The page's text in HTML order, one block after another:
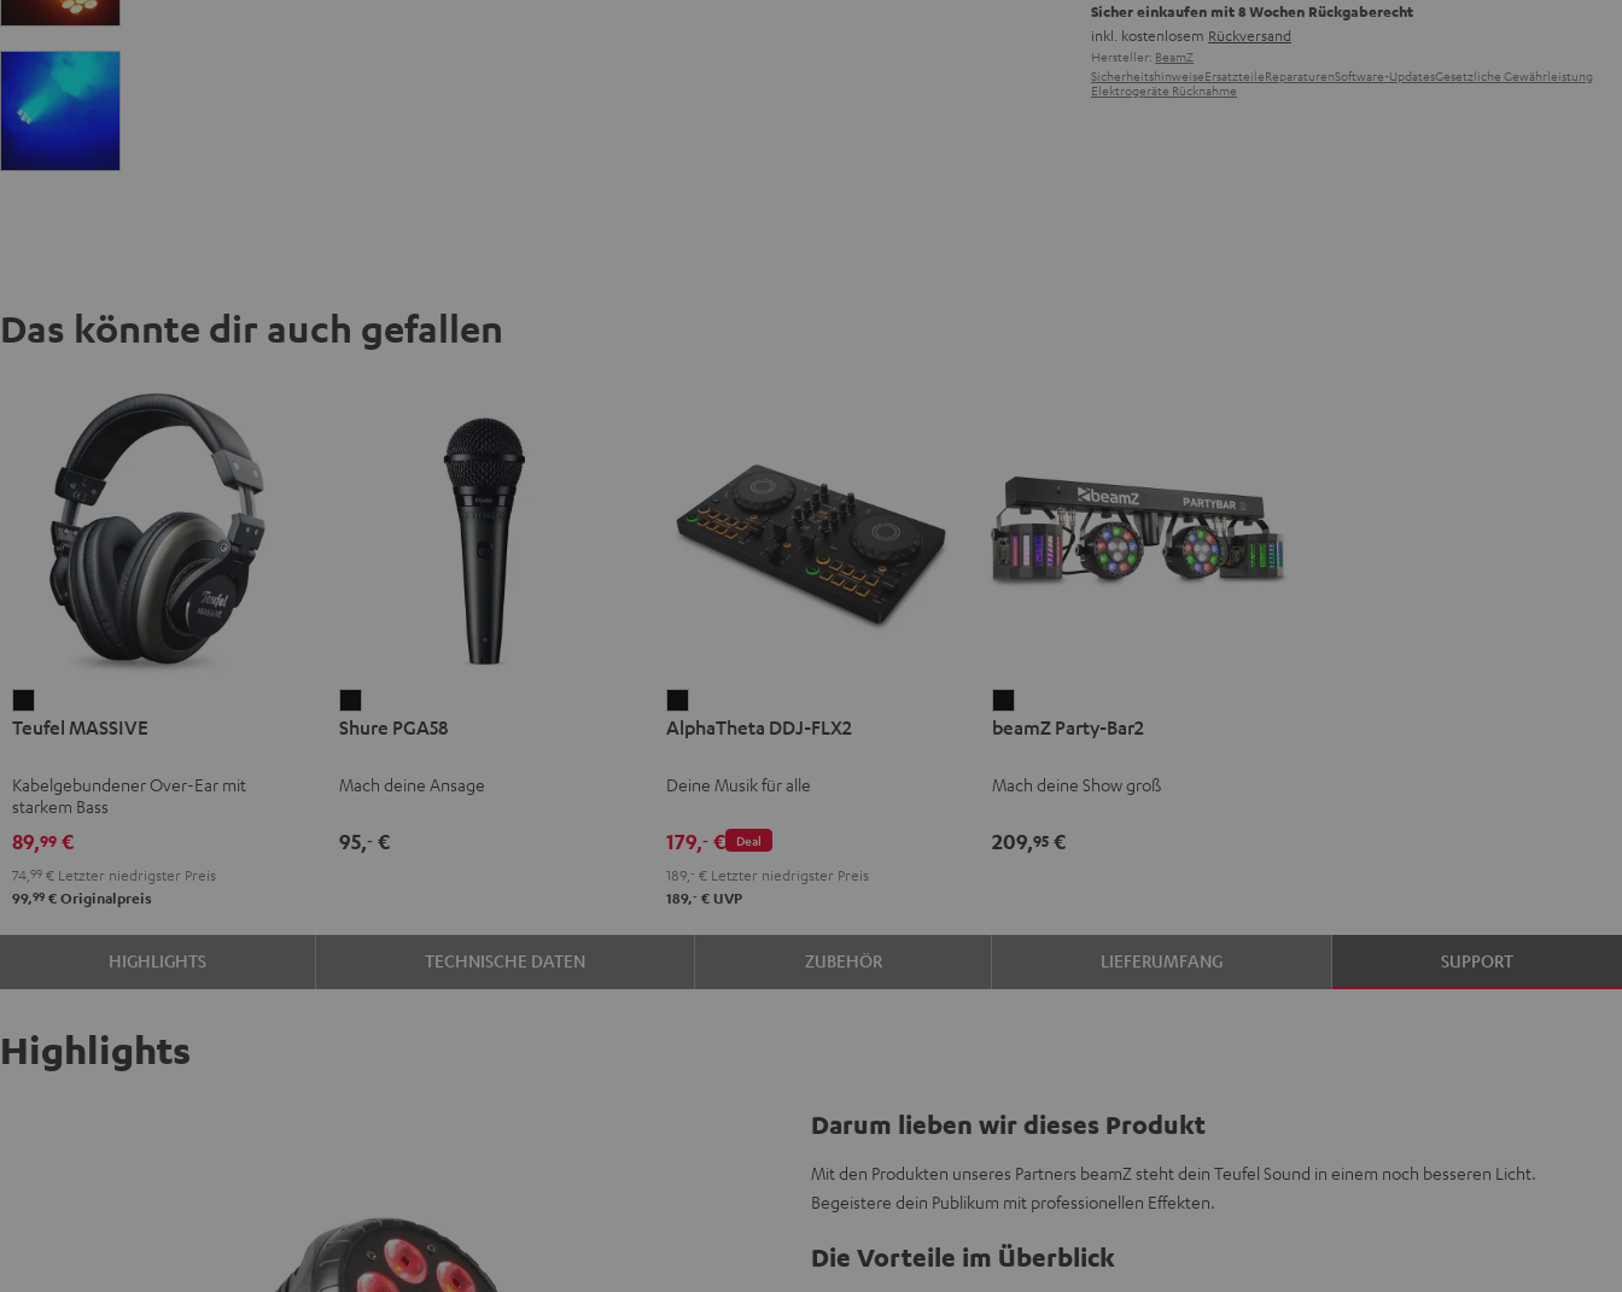
Sicher einkaufen mit 8 Wochen Rückgaberecht
inkl. kostenlosem Rückversand
Hersteller: BeamZ
SicherheitshinweiseErsatzteileReparaturenSoftware-UpdatesGesetzliche Gewährleistung
Elektrogeräte Rücknahme
Das könnte dir auch gefallen
MASSIVE
Teufel MASSIVE
Kabelgebundener Over-Ear mit
starkem Bass
89,99 €
74, 99 € Letzter niedrigster Preis
99,99 € Originalpreis
PGA58
Shure PGA58
Mach deine Ansage
95,‐€
DDJ-
Schwarz
AlphaTheta DDJ-FLX2
Deine Musik für alle
Deal
179,‐€
189, ‐ €Letzter niedrigster Preis
189,‐ €UVP
Party-
Schwarz
beamZ Party-Bar2
Mach deine Show groß
209,95 €
HIGHLIGHTS TECHNISCHE DATEN ZUBEHÖR LIEFERUMFANG SUPPORT
Highlights
Darum lieben wir dieses Produkt
Mit den Produkten unseres Partners beamZ steht dein Teufel Sound in einem noch besseren Licht.
Begeistere dein Publikum mit professionellen Effekten.
Die Vorteile im Überblick